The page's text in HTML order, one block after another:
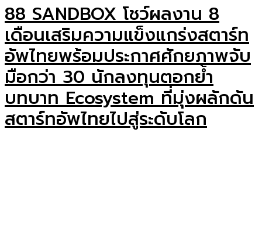
88 SANDBOX โชว์ผลงาน 8
เดือนเสริมความแข็งแกร่งสตาร์ท
อัพไทยพร้อมประกาศศักยภาพจับ
มือกว่า 30 นักลงทุนตอกย้ำ
บทบาท Ecosystem ที่มุ่งผลักดัน
สตาร์ทอัพไทยไปสู่ระดับโลก